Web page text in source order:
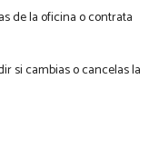
de la oficina o contrata
si cambias o cancelas la